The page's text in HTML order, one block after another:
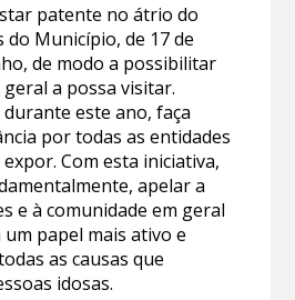
patente no átrio do
do Município, de 17 de
de modo a possibilitar
a possa visitar.
este ano, faça
por todas as entidades
Com esta iniciativa,
apelar a
e à comunidade em geral
papel mais ativo e
as causas que
idosas.